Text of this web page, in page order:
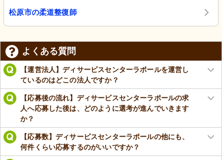
松原市の柔道整復師
よくある質問
【運営法人】ディサービスセンターラポールを運営し
ているのはどこの法人ですか？
【応募後の流れ】ディサービスセンターラポールの求
人へ応募した後は、どのように選考が進んでいきます
か？
【応募数】ディサービスセンターラポールの他にも、
何件くらい応募するのがいいですか？